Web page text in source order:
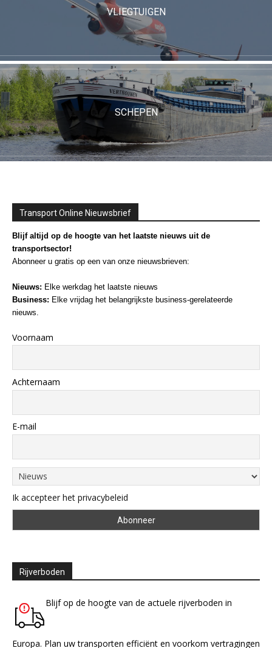
VLIEGTUIGEN
SCHEPEN
Transport Online Nieuwsbrief
Blijf altijd op de hoogte van het laatste nieuws uit de
transportsector!
Abonneer u gratis op een van onze nieuwsbrieven:
Nieuws: Elke werkdag het laatste nieuws
Business: Elke vrijdag het belangrijkste business-gerelateerde
nieuws.
Voornaam
Achternaam
E-mail
Ik accepteer het privacybeleid
Rijverboden
Blijf op de hoogte van de actuele rijverboden in
Europa. Plan uw transporten efficiënt en voorkom vertragingen